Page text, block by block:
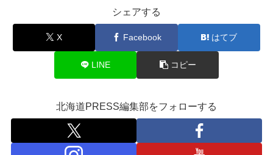
シェアする
X Facebook はてブ
LINE コピー
北海道PRESS編集部をフォローする